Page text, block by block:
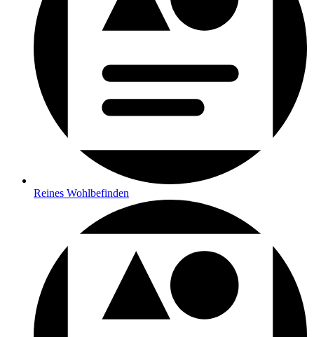
Reines Wohlbefinden